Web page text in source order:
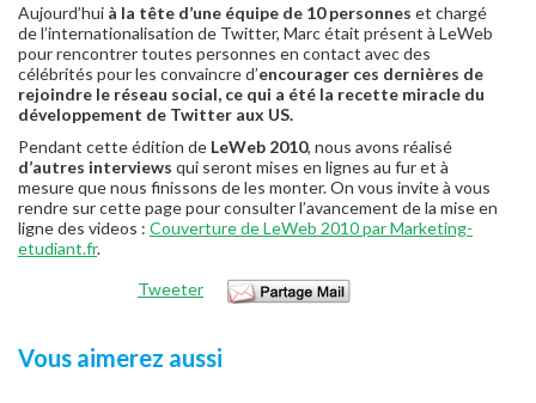
Aujourd’hui à la tête d’une équipe de 10 personnes et chargé
de l’internationalisation de Twitter, Marc était présent à LeWeb
pour rencontrer toutes personnes en contact avec des
célébrités pour les convaincre d’encourager ces dernières de
rejoindre le réseau social, ce qui a été la recette miracle du
développement de Twitter aux US.
Pendant cette édition de LeWeb 2010, nous avons réalisé
d’autres interviews qui seront mises en lignes au fur et à
mesure que nous finissons de les monter. On vous invite à vous
rendre sur cette page pour consulter l’avancement de la mise en
ligne des videos : Couverture de LeWeb 2010 par Marketing-
etudiant.fr.
Tweeter
Vous aimerez aussi